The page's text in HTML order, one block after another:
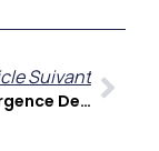
Suivant
La Virgule Littéraire : Suzanne Dracius Et L’émergence Des Littératures Martiniquaises Au Salon Tous Créoles